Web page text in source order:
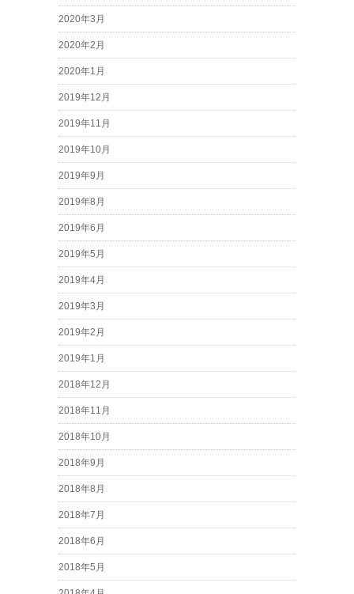
2020年3月
2020年2月
2020年1月
2019年12月
2019年11月
2019年10月
2019年9月
2019年8月
2019年6月
2019年5月
2019年4月
2019年3月
2019年2月
2019年1月
2018年12月
2018年11月
2018年10月
2018年9月
2018年8月
2018年7月
2018年6月
2018年5月